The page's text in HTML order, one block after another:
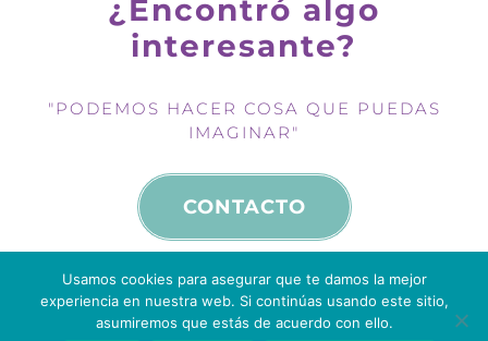
¿Encontró algo
interesante?
"PODEMOS HACER COSA QUE PUEDAS
IMAGINAR"
CONTACTO
Usamos cookies para asegurar que te damos la mejor
experiencia en nuestra web. Si continúas usando este sitio,
asumiremos que estás de acuerdo con ello.